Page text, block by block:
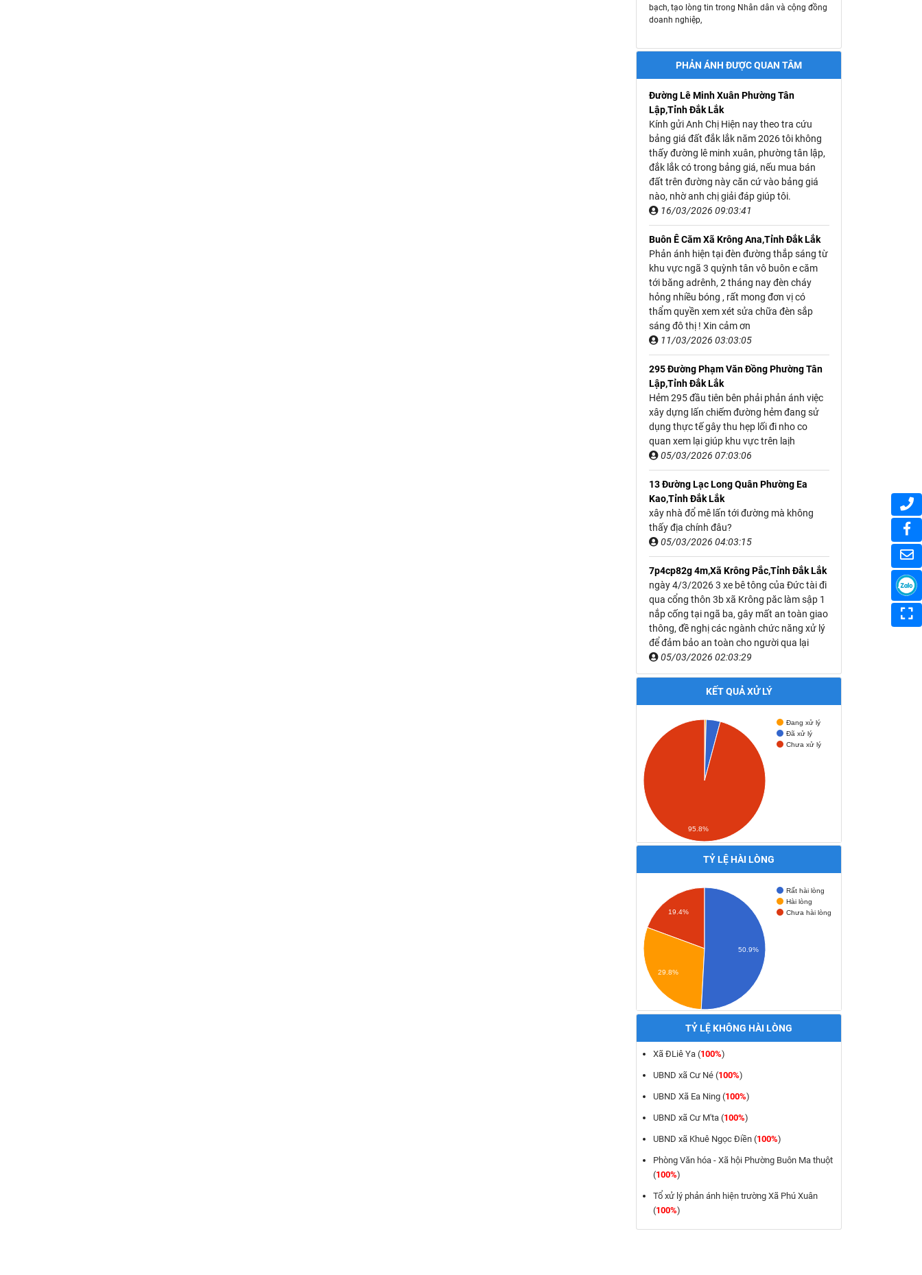
bạch, tạo lòng tin trong Nhân dân và cộng đồng
doanh nghiệp,
PHẢN ÁNH ĐƯỢC QUAN TÂM
Đường Lê Minh Xuân Phường Tân
Lập,Tỉnh Đắk Lắk
Kính gửi Anh Chị Hiện nay theo tra cứu
bảng giá đất đắk lắk năm 2026 tôi không
thấy đường lê minh xuân, phường tân lập,
đắk lắk có trong bảng giá, nếu mua bán
đất trên đường này căn cứ vào bảng giá
nào, nhờ anh chị giải đáp giúp tôi.
16/03/2026 09:03:41
Buôn Ê Căm Xã Krông Ana,Tỉnh Đắk Lắk
Phản ánh hiện tại đèn đường thắp sáng từ
khu vực ngã 3 quỳnh tân vô buôn e căm
tới băng adrênh, 2 tháng nay đèn cháy
hỏng nhiều bóng , rất mong đơn vị có
thẩm quyền xem xét sửa chữa đèn sắp
sáng đô thị ! Xin cảm ơn
11/03/2026 03:03:05
295 Đường Phạm Văn Đồng Phường Tân
Lập,Tỉnh Đắk Lắk
Hẻm 295 đầu tiên bên phải phản ánh việc
xây dựng lấn chiếm đường hẻm đang sử
dụng thực tế gây thu hẹp lối đi nho co
quan xem lại giúp khu vực trên laịh
05/03/2026 07:03:06
13 Đường Lạc Long Quân Phường Ea
Kao,Tỉnh Đắk Lắk
xây nhà đổ mê lấn tới đường mà không
thấy địa chính đâu?
05/03/2026 04:03:15
7p4cp82g 4m,Xã Krông Pắc,Tỉnh Đắk Lắk
ngày 4/3/2026 3 xe bê tông của Đức tài đi
qua cổng thôn 3b xã Krông păc làm sập 1
nắp cống tại ngã ba, gây mất an toàn giao
thông, đề nghị các ngành chức năng xử lý
để đảm bảo an toàn cho người qua lại
05/03/2026 02:03:29
KẾT QUẢ XỬ LÝ
Đang xử lý
Đã xử lý
Chưa xử lý
95.8%
TỶ LỆ HÀI LÒNG
Rất hài lòng
Hài lòng
Chưa hài lòng
19.4%
29.8%
50.9%
TỶ LỆ KHÔNG HÀI LÒNG
Xã ĐLiê Ya (100%)
UBND xã Cư Né (100%)
UBND Xã Ea Ning (100%)
UBND xã Cư M'ta (100%)
UBND xã Khuê Ngọc Điền (100%)
Phòng Văn hóa - Xã hội Phường Buôn Ma thuột
(100%)
Tổ xử lý phản ánh hiện trường Xã Phú Xuân
(100%)